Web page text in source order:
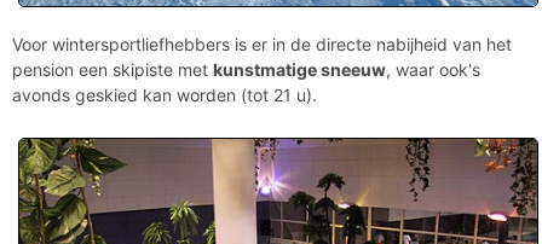
Voor wintersportliefhebbers is er in de directe nabijheid van het
pension een skipiste met kunstmatige sneeuw, waar ook's
avonds geskied kan worden (tot 21 u).